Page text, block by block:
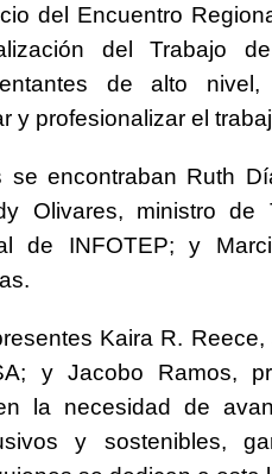
del Encuentro
del Trabajo
de alto
y profesionalizar el
se encontraban Ruth
Olivares, ministro de
de INFOTEP; y
Kaira R.
y Jacobo Ramos,
la necesidad de
y sostenibles,